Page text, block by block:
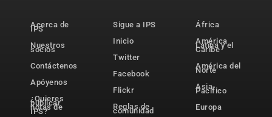
Acerca de
IPS
Nuestros
socios
Contáctenos
Apóyenos
¿Quieres
publicar
notas de
IPS?
Sigue a IPS
Inicio
Twitter
Facebook
Flickr
Reglas de
comunidad
África
América
Latina y el
Caribe
América del
Norte
Asia-
Pacífico
Europa